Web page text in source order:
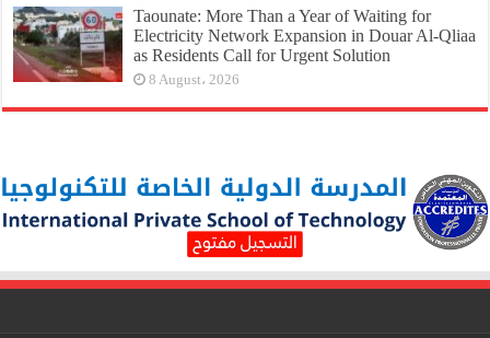
Taounate: More Than a Year of Waiting for
Electricity Network Expansion in Douar Al-Qliaa
as Residents Call for Urgent Solution
8 August، 2026